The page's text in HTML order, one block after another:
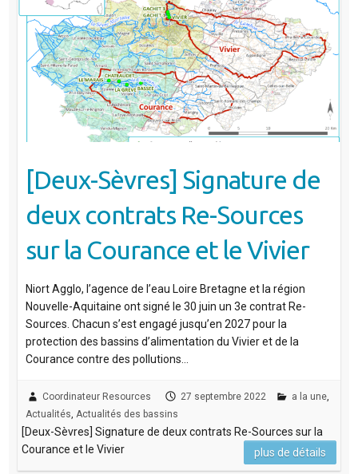
[Deux-Sèvres] Signature de
deux contrats Re-Sources
sur la Courance et le Vivier
Niort Agglo, l’agence de l’eau Loire Bretagne et la région
Nouvelle-Aquitaine ont signé le 30 juin un 3e contrat Re-
Sources. Chacun s’est engagé jusqu’en 2027 pour la
protection des bassins d’alimentation du Vivier et de la
Courance contre des pollutions…
Coordinateur Resources 27 septembre 2022 a la une,
Actualités, Actualités des bassins
[Deux-Sèvres] Signature de deux contrats Re-Sources sur la
Courance et le Vivier
plus de détails